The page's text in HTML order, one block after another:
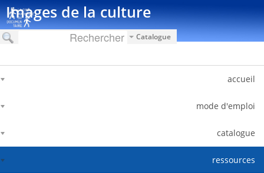
Images de la culture
Catalogue
accueil
mode d'emploi
catalogue
ressources